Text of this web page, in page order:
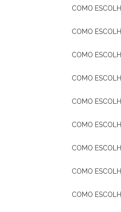
COMO
COMO
COMO
COMO
COMO
COMO
COMO
COMO
COMO